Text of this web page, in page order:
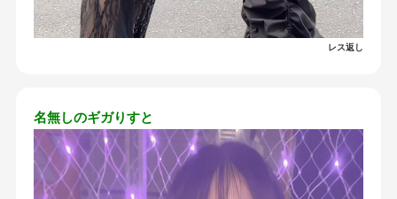
レス返し
名無しのギガりすと